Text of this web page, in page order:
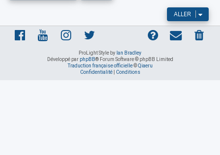
ALLER
ProLight Style by Ian Bradley
Développé par phpBB® Forum Software © phpBB Limited
Traduction française officielle©Qiaeru
Confidentialité| Conditions